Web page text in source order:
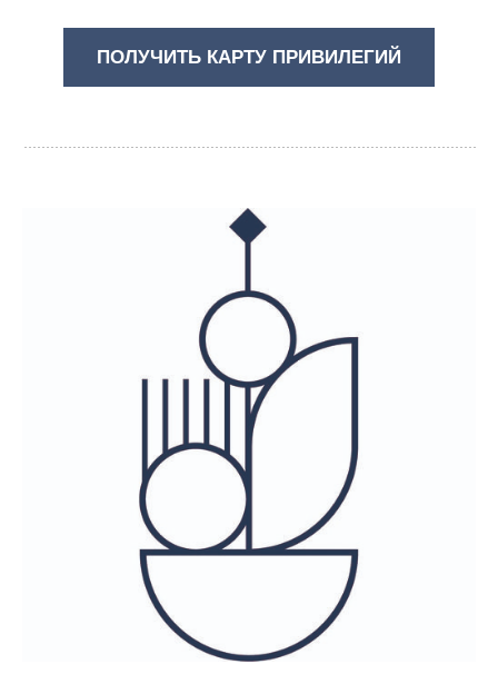
ПОЛУЧИТЬ КАРТУ ПРИВИЛЕГИЙ